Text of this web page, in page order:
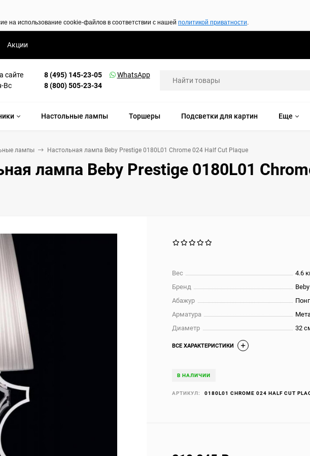
на использование cookie-файлов в соответствии с нашей политикой приватности
Акции
сайте
Вс
8 (495) 145-23-05
8 (800) 505-23-34
WhatsApp
Настольные лампы Торшеры Подсветки для картин Еще
лампы Настольная лампа Beby Prestige 0180L01 Chrome 024 Half Cut Plaque
лампа Beby Prestige 0180L01
Вес
4.6
Бренд
Абажур
Арматура
Диаметр
32
ВСЕ ХАРАКТЕРИСТИКИ
В НАЛИЧИИ
АРТИКУЛ: 0180L01 CHROME 024 HALF CUT